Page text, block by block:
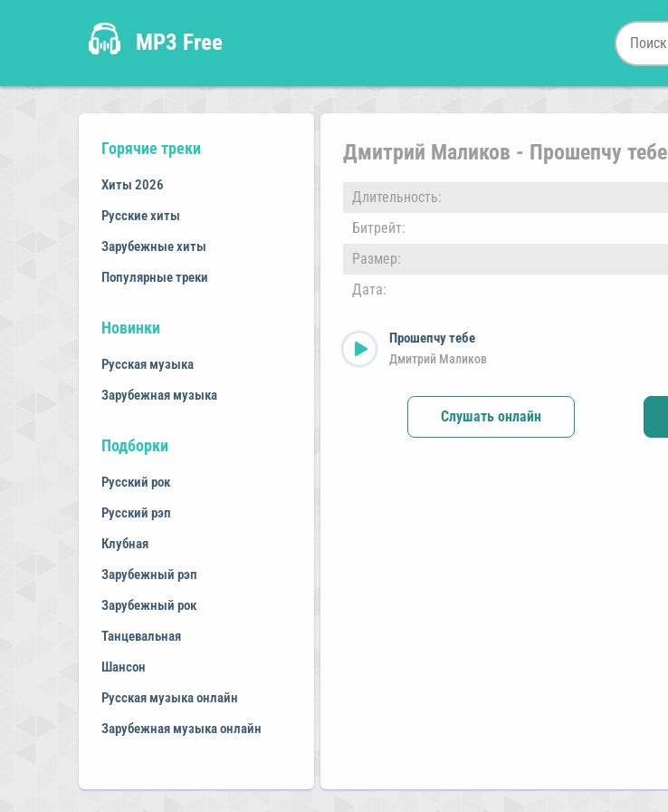
MP3 Free
Горячие треки
Хиты 2026
Русские хиты
Зарубежные хиты
Популярные треки
Новинки
Русская музыка
Зарубежная музыка
Подборки
Русский рок
Русский рэп
Клубная
Зарубежный рэп
Зарубежный рок
Танцевальная
Шансон
Русская музыка онлайн
Зарубежная музыка онлайн
Дмитрий Маликов - Прошепчу тебе
Длительность:
Битрейт:
Размер:
Дата:
Прошепчу тебе
Дмитрий Маликов
Слушать онлайн